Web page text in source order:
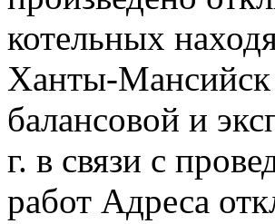
котельных
Ханты-Мансийск
балансовой и
г. в связи с
работ Адреса